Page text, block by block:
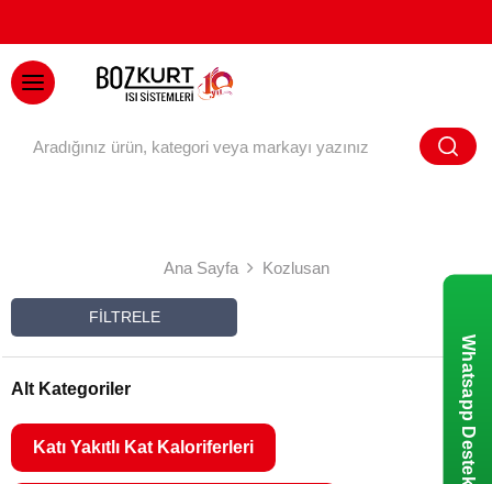
Ana Sayfa Kozlusan
FILTRELE
Alt Kategoriler
Katı Yakıtlı Kat Kaloriferleri Whatsapp Destek